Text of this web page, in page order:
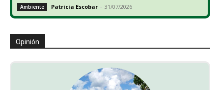
Ambiente Patricia Escobar - 31/07/2026
Opinión